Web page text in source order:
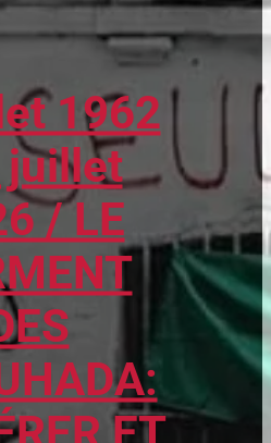
1962
juillet
/ LE